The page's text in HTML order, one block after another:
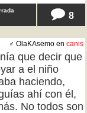
8
♂ OlaKAsemo en canis
que decir que
a el niño
haciendo,
ahí con él,
No todos son